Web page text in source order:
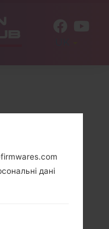
firmwares.com
дані